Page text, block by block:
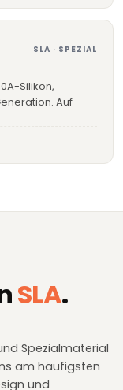
SLA · SPEZIAL
Silikon,
Auf
SLA.
Spezialmaterial
am häufigsten
und